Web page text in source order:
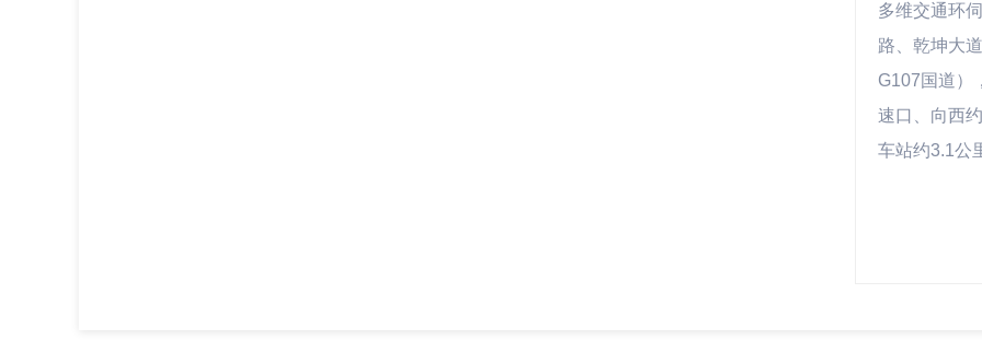
多维交通环
路、乾坤大
G107国道）
速口、向西
车站约3.1公